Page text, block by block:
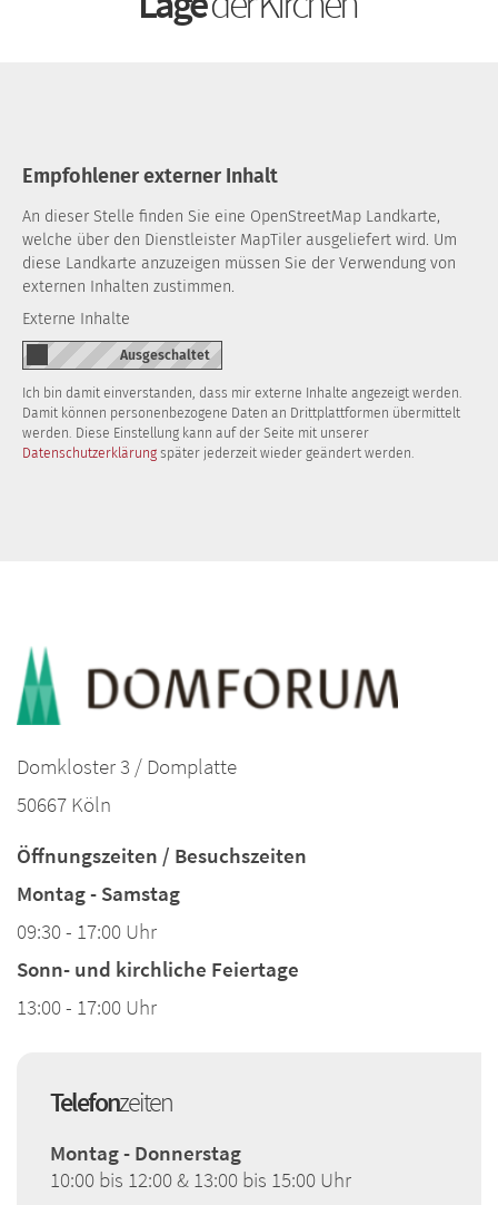
Empfohlener externer Inhalt
An dieser Stelle finden Sie eine OpenStreetMap Landkarte,
welche über den Dienstleister MapTiler ausgeliefert wird. Um
diese Landkarte anzuzeigen müssen Sie der Verwendung von
externen Inhalten zustimmen.
Externe Inhalte
Ich bin damit einverstanden, dass mir externe Inhalte angezeigt werden.
Damit können personenbezogene Daten an Drittplattformen übermittelt
werden. Diese Einstellung kann auf der Seite mit unserer
Datenschutzerklärung später jederzeit wieder geändert werden.
Domkloster 3 / Domplatte
50667 Köln
Öffnungszeiten / Besuchszeiten
Montag - Samstag
09:30 - 17:00 Uhr
Sonn- und kirchliche Feiertage
13:00 - 17:00 Uhr
Telefonzeiten
Montag - Donnerstag
10:00 bis 12:00 & 13:00 bis 15:00 Uhr